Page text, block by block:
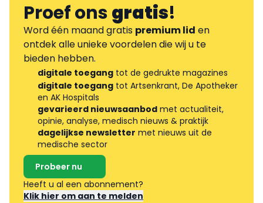
Proef onsgratis!
Word één maand gratis premium lid en
ontdek alle unieke voordelen die wij u te
bieden hebben.
digitale toegang tot de gedrukte magazines
digitale toegang tot Artsenkrant, De Apotheker
en AK Hospitals
gevarieerd nieuwsaanbod met actualiteit,
opinie, analyse, medisch nieuws & praktijk
dagelijkse newsletter met nieuws uit de
medische sector
Probeer nu
Heeft u al een abonnement?
Klik hier om aan te melden